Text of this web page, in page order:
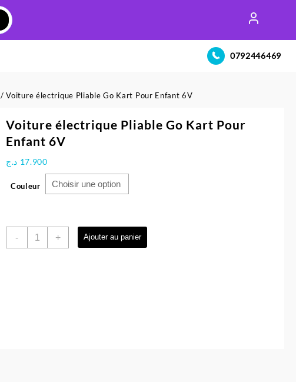
0792446469
/ Voiture électrique Pliable Go Kart Pour Enfant 6V
Voiture électrique Pliable Go Kart Pour
Enfant 6V
17.900 د.ج
Couleur
-
quantité + Ajouter au panier